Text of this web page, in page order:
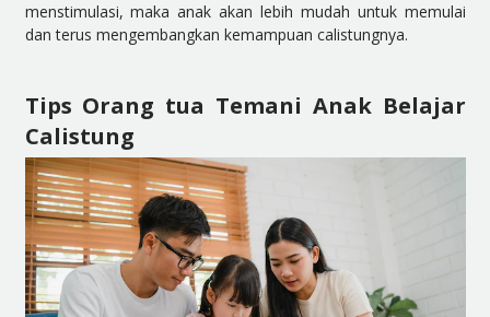
menstimulasi, maka anak akan lebih mudah untuk memulai
dan terus mengembangkan kemampuan calistungnya.
Tips Orang tua Temani Anak Belajar
Calistung